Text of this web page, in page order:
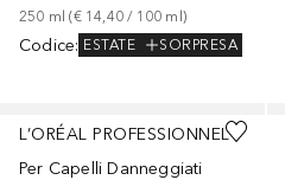
250 ml (€ 14,40 / 100 ml)
Codice: ESTATE SORPRESA
L’ORÉAL PROFESSIONNEL
Per Capelli Danneggiati